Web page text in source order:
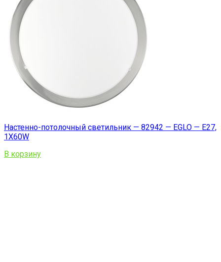
Настенно-потолочный светильник — 82942 — EGLO — E27,
1X60W
В корзину